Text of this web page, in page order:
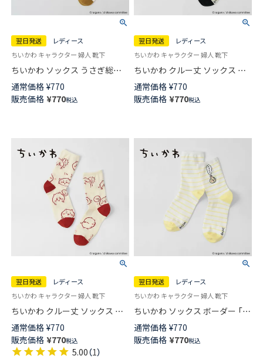
翌日発送
レディース
ちいかわ キャラクター 婦人 靴下
ちいかわ ソックス うさぎ総柄
クルー丈 レディース 【365日最
短翌日発送】 03197029
通常価格 ¥770
販売価格 ¥770税込
翌日発送
レディース
ちいかわ キャラクター 婦人 靴下
ちいかわ クルー丈 ソックス ハ
チワレ総柄 靴下 レディース
【365日最短翌日発送】
03197028
通常価格 ¥770
販売価格 ¥770税込
翌日発送
レディース
ちいかわ キャラクター 婦人 靴下
ちいかわ クルー丈 ソックス ち
いかわ総柄 レディース 【365日
最短翌日発送】 03197027
通常価格 ¥770
販売価格 ¥770税込
5.00（1）
翌日発送
レディース
ちいかわ キャラクター 婦人 靴下
ちいかわ ソックス ボーダー 「ハ
ァ～？」 ワンポイント うさぎ刺
繍 クルー丈 レディース 【365日
最短翌日発送】 03197026
通常価格 ¥770
販売価格 ¥770税込